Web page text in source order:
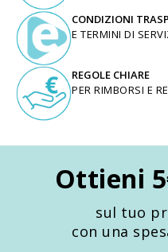
CONDIZIONI
E TERMINI DI
REGOLE CHIARE
PER RIMBORSI E
Ottieni
sul tuo
con una